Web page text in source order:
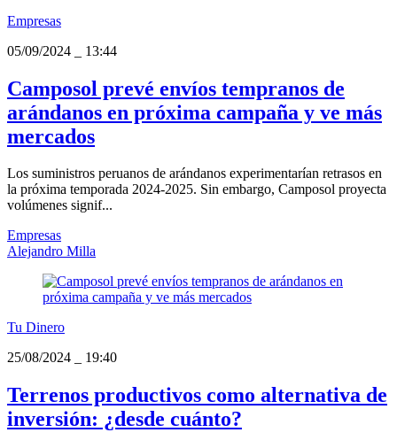
Empresas
05/09/2024
13:44
Camposol prevé envíos tempranos de
arándanos en próxima campaña y ve más
mercados
Los suministros peruanos de arándanos experimentarían retrasos en
la próxima temporada 2024-2025. Sin embargo, Camposol proyecta
volúmenes signif...
Empresas
Alejandro Milla
Tu Dinero
25/08/2024
19:40
Terrenos productivos como alternativa de
inversión: ¿desde cuánto?